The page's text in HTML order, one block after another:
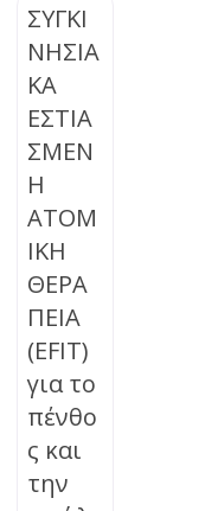
ΣΥΓΚΙ
ΝΗΣΙΑ
ΚΑ
ΕΣΤΙΑ
ΣΜΕΝ
Η
ΑΤΟΜ
ΙΚΗ
ΘΕΡΑ
ΠΕΙΑ
(EFIT)
για το
πένθο
ς και
την